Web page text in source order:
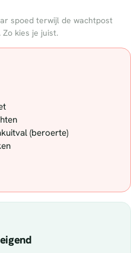
spoed terwijl de wachtpost
kies je juist.
(beroerte)